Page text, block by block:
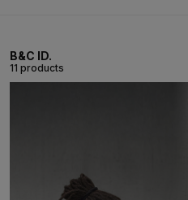
B&C ID.
11 products